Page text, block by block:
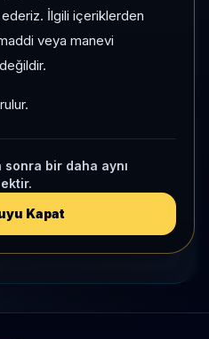
İlgili içeriklerden
veya manevi
bir daha aynı
Kapat